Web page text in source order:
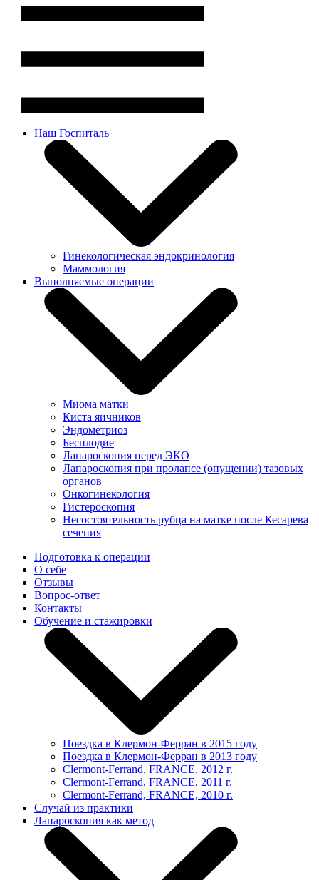
Наш Госпиталь
Гинекологическая эндокринология
Маммология
Выполняемые операции
Миома матки
Киста яичников
Эндометриоз
Бесплодие
Лапароскопия перед ЭКО
Лапароскопия при пролапсе (опущении) тазовых
органов
Онкогинекология
Гистероскопия
Несостоятельность рубца на матке после Кесарева
сечения
Подготовка к операции
О себе
Отзывы
Вопрос-ответ
Контакты
Обучение и стажировки
Поездка в Клермон-Ферран в 2015 году
Поездка в Клермон-Ферран в 2013 году
Clermont-Ferrand, FRANCE, 2012 г.
Clermont-Ferrand, FRANCE, 2011 г.
Clermont-Ferrand, FRANCE, 2010 г.
Случай из практики
Лапароскопия как метод